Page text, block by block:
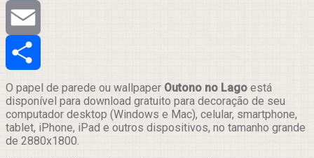
Tumblr
Email
Compartilhar
O papel de parede ou wallpaper Outono no Lago está
disponível para download gratuito para decoração de seu
computador desktop (Windows e Mac), celular, smartphone,
tablet, iPhone, iPad e outros dispositivos, no tamanho grande
de 2880x1800.